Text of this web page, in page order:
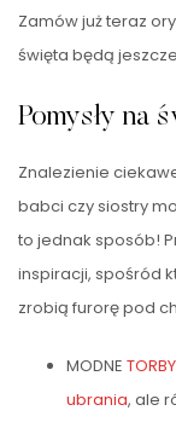
Zamów już teraz
święta będą
Pomysły na
Znalezienie
babci czy siostry
to jednak sposób!
inspiracji, spośród
zrobią furorę pod
MODNE TORBY
ubrania, ale